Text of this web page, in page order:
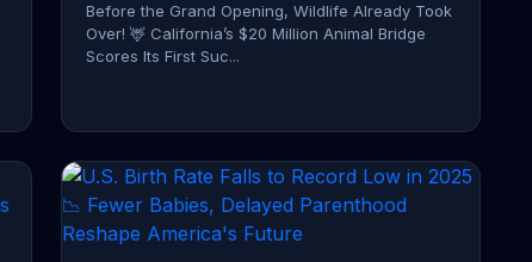
Before the Grand Opening, Wildlife Already Took
Over! 🦌 California’s $20 Million Animal Bridge
Scores Its First Suc...